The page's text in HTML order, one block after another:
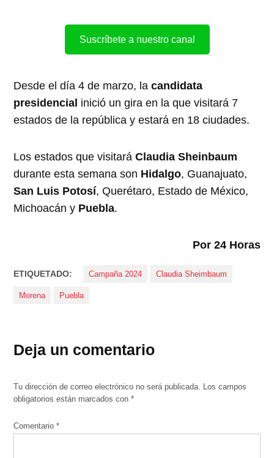
Suscríbete a nuestro canal
Desde el día 4 de marzo, lacandidata
presidencial inició un gira en la que visitará 7
estados de la república y estará en 18 ciudades.
Los estados que visitaráClaudia Sheinbaum
durante esta semana son Hidalgo, Guanajuato,
San Luis Potosí, Querétaro, Estado de México,
Michoacán y Puebla.
Por 24 Horas
ETIQUETADO: Campaña 2024 Claudia Sheimbaum
Morena Puebla
Deja un comentario
Tu dirección de correo electrónico no será publicada. Los campos
obligatorios están marcados con*
Comentario*